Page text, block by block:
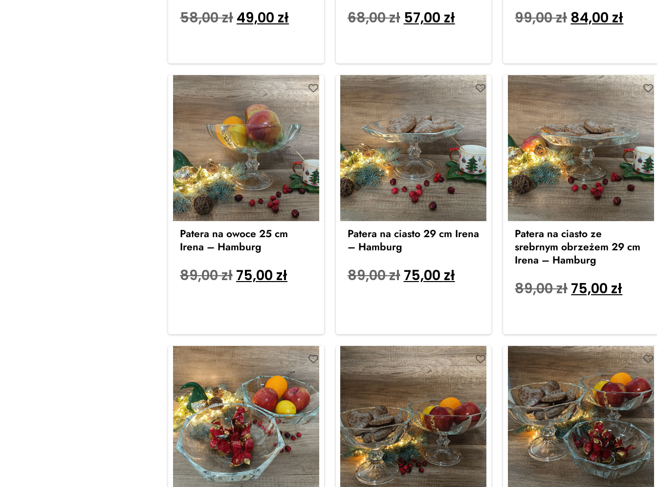
58,00zł 49,00 zł 68,00zł 57,00 zł 99,00zł 84,00 zł
Patera na owoce 25 cm
Irena – Hamburg
89,00zł 75,00 zł
Patera na ciasto 29 cm Irena
– Hamburg
89,00zł 75,00 zł
Patera na ciasto ze
srebrnym obrzeżem 29 cm
Irena – Hamburg
89,00zł75,00 zł